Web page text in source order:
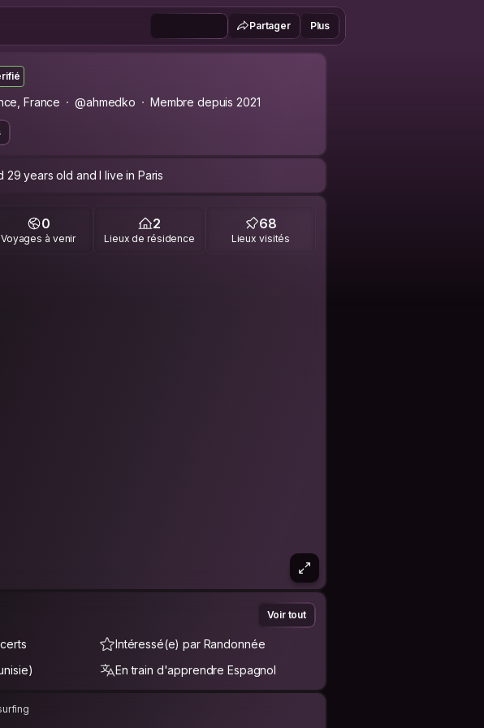
Partager Plus
France @ahmedko Membre depuis 2021
29 years old and I live in Paris
0
Voyages à venir
2
Lieux de résidence
68
Lieux visités
Voir tout
Intéressé(e) par Randonnée
En train d'apprendre Espagnol